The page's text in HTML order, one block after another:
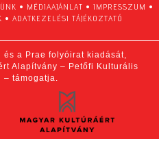
• MÉDIAAJÁNLAT • IMPRESSZUM •
• ADATKEZELÉSI TÁJÉKOZTATÓ
és a Prae folyóirat kiadását,
Alapítvány – Petőfi Kulturális
– támogatja.